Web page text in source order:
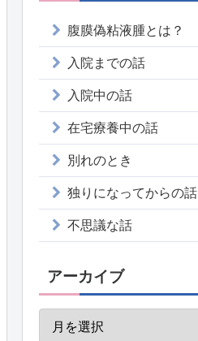
腹膜偽粘液腫とは？
入院までの話
入院中の話
在宅療養中の話
別れのとき
独りになってからの話
不思議な話
アーカイブ